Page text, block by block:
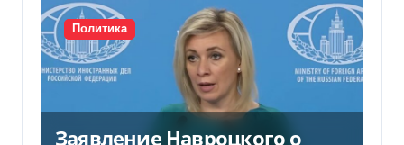
и
с
я
м
Политика
Заявление Навроцкого о